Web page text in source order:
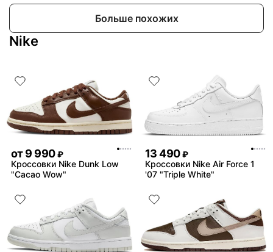
Больше похожих
Nike
от9 990 ₽
Кроссовки Nike Dunk Low
"Cacao Wow"
13 490 ₽
Кроссовки Nike Air Force 1
'07 "Triple White"